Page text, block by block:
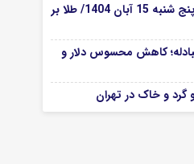
قیمت طلا و سکه امروز پنج شنبه 15 آبان 1404/ طلا بر
مبادله؛ کاهش محسوس دلار و
و خاک در تهران